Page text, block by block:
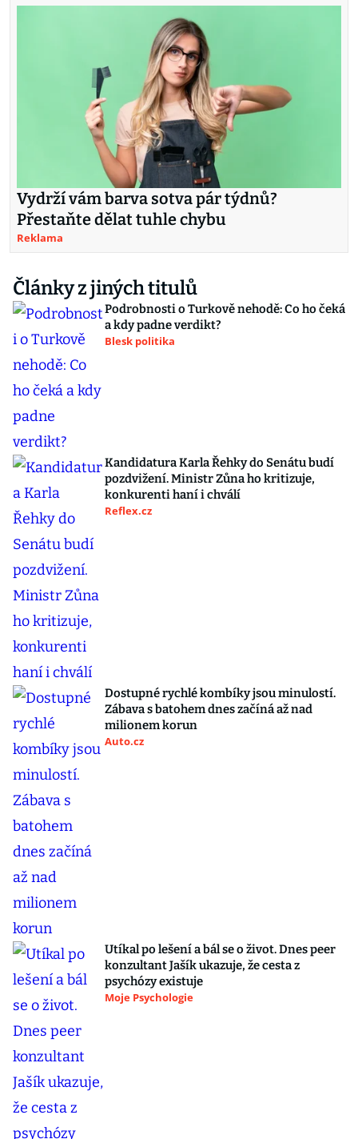
Vydrží vám barva sotva pár týdnů?
Přestaňte dělat tuhle chybu
Reklama
Články z jiných titulů
Podrobnosti o Turkově nehodě: Co ho čeká
a kdy padne verdikt?
Blesk politika
Kandidatura Karla Řehky do Senátu budí
pozdvižení. Ministr Zůna ho kritizuje,
konkurenti haní i chválí
Reflex.cz
Dostupné rychlé kombíky jsou minulostí.
Zábava s batohem dnes začíná až nad
milionem korun
Auto.cz
Utíkal po lešení a bál se o život. Dnes peer
konzultant Jašík ukazuje, že cesta z
psychózy existuje
Moje Psychologie